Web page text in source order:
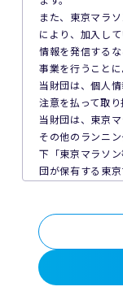
6. 本イベントの
ん。
7. 主催者は本イ
に際し、主催者
が加入する保険
せん。なお、本
に注意を払うもの
8. 本イベント中
のテレビ・新聞
び利用の権利は
9. 本イベントの
の同意を得てく
また、東京マラ
により、加入し
情報を発信する
事業を行うこと
当財団は、個人
注意を払って取り
当財団は、東京
その他のランニ
下「東京マラソ
団が保有する東
1. 法令、国が定
当財団は、個人
には、個人情報
以下「個人情報